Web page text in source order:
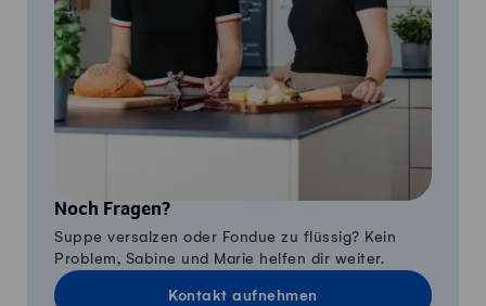
Noch Fragen?
Suppe versalzen oder Fondue zu flüssig? Kein
Problem, Sabine und Marie helfen dir weiter.
Kontakt aufnehmen